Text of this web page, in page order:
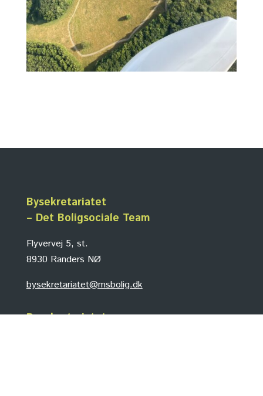
Bysekretariatet
– Det Boligsociale Team
Flyvervej 5, st.
8930 Randers NØ
bysekretariatet@msbolig.dk
Bysekretariatet